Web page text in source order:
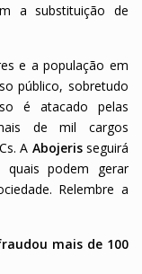
a substituição de
e a população em
público, sobretudo
é atacado pelas
de mil cargos
A Abojeris seguirá
quais podem gerar
Relembre a
mais de 100